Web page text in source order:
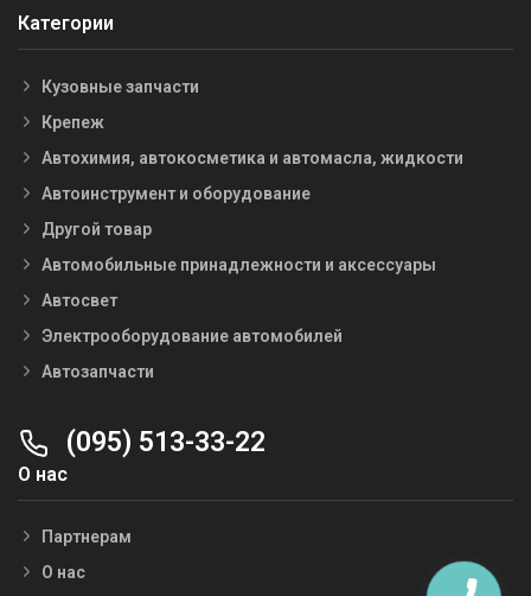
Категории
Кузовные запчасти
Крепеж
Автохимия, автокосметика и автомасла, жидкости
Автоинструмент и оборудование
Другой товар
Автомобильные принадлежности и аксессуары
Автосвет
Электрооборудование автомобилей
Автозапчасти
(095) 513-33-22
О нас
Партнерам
О нас